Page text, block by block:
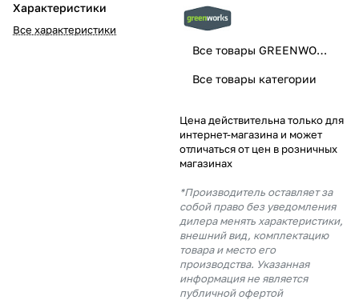
Характеристики
Все характеристики
Все товары GREENWORKS
Все товары категории
Цена действительна только для
интернет-магазина и может
отличаться от цен в розничных
магазинах
*Производитель оставляет за
собой право без уведомления
дилера менять характеристики,
внешний вид, комплектацию
товара и место его
производства. Указанная
информация не является
публичной офертой
25
% картой любого банка
% будут
с вашей карты